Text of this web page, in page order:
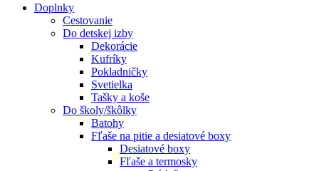
Doplnky
Cestovanie
Do detskej izby
Dekorácie
Kufríky
Pokladničky
Svetielka
Tašky a koše
Do školy/škôlky
Batohy
Fľaše na pitie a desiatové boxy
Desiatové boxy
Fľaše a termosky